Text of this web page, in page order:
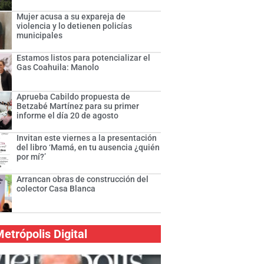
Mujer acusa a su expareja de
violencia y lo detienen policías
municipales
Estamos listos para potencializar el
Gas Coahuila: Manolo
Aprueba Cabildo propuesta de
Betzabé Martínez para su primer
informe el día 20 de agosto
Invitan este viernes a la presentación
del libro ‘Mamá, en tu ausencia ¿quién
por mí?’
Arrancan obras de construcción del
colector Casa Blanca
Digital